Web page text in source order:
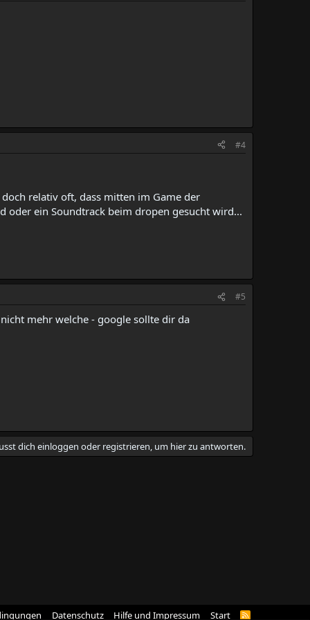
#4
relativ oft, dass mitten im Game der
oder ein Soundtrack beim dropen gesucht wird...
#5
mehr welche - google sollte dir da
dich einloggen oder registrieren, um hier zu antworten.
Datenschutz Hilfe und Impressum Start
R